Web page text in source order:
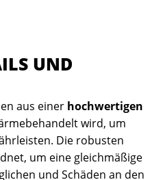
UND
aus einer hochwertigen
wird, um
Die robusten
um eine gleichmäßige
und Schäden an den